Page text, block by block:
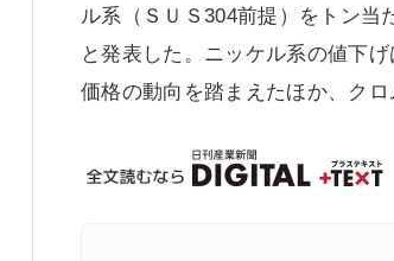
ル系（ＳＵＳ304前提）をトン当
と発表した。ニッケル系の値下
価格の動向を踏まえたほか、ク